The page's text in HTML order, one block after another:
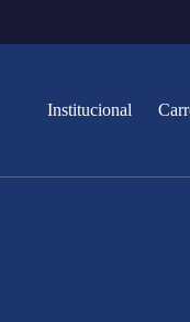
Institucional